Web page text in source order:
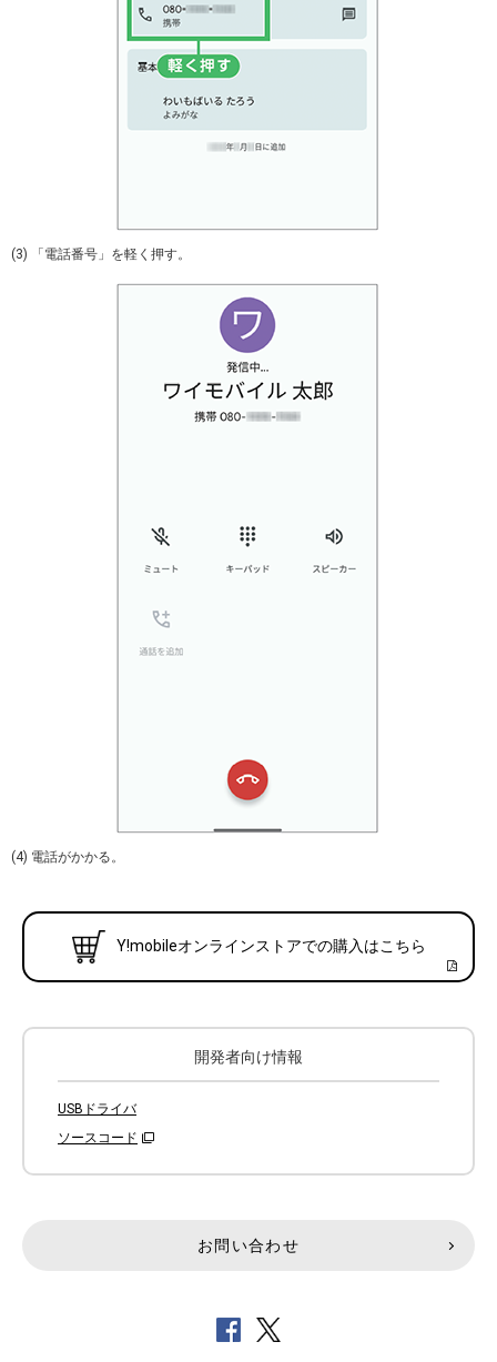
(3) 「電話番号」を軽く押す。
(4) 電話がかかる。
Y!mobileオンラインストアでの購入はこちら
開発者向け情報
USBドライバ
ソースコード
お問い合わせ